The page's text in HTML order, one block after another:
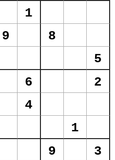
1
9
8
5
6
2
4
1
9
3